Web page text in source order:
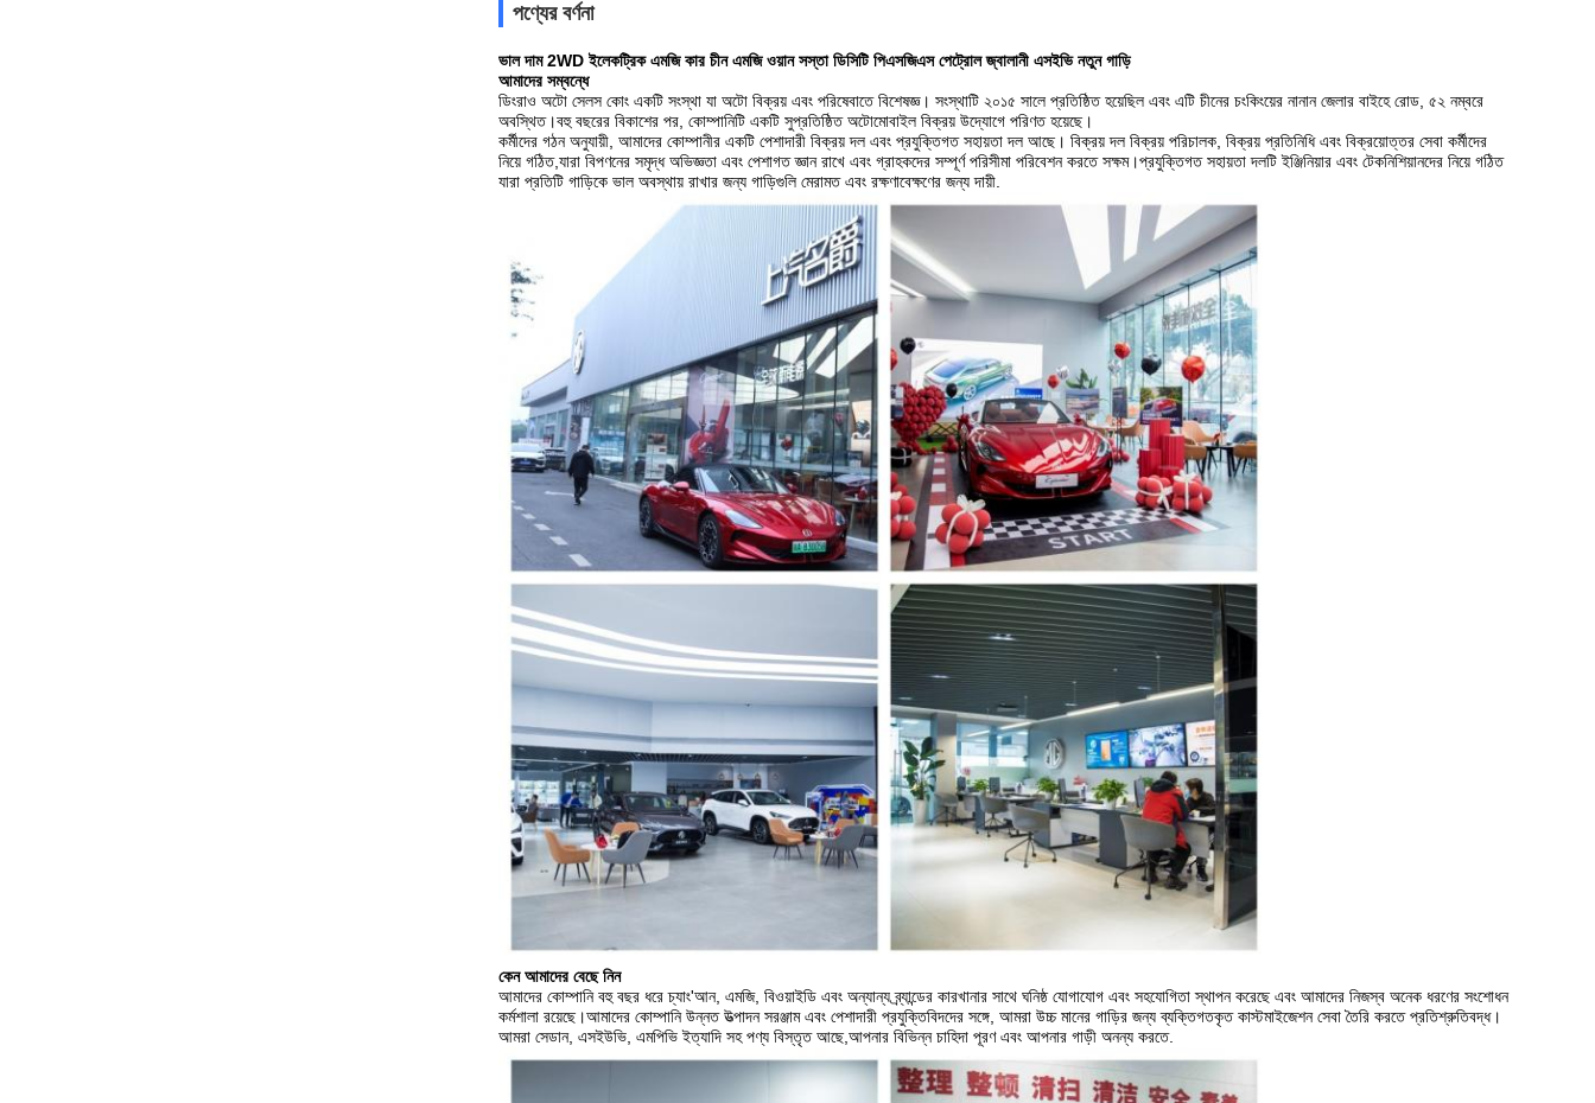
পণ্যের বর্ণনা
ভাল দাম 2WD ইলেকট্রিক এমজি কার চীন এমজি ওয়ান সস্তা ডিসিটি পিএসজিএস পেট্রোল জ্বালানী এসইভি নতুন গাড়ি
আমাদের সম্বন্ধে
ডিংরাও অটো সেলস কোং একটি সংস্থা যা অটো বিক্রয় এবং পরিষেবাতে বিশেষজ্ঞ। সংস্থাটি ২০১৫ সালে প্রতিষ্ঠিত হয়েছিল এবং এটি চীনের চংকিংয়ের নানান জেলার বাইহে রোড, ৫২ নম্বরে
অবস্থিত।বহু বছরের বিকাশের পর, কোম্পানিটি একটি সুপ্রতিষ্ঠিত অটোমোবাইল বিক্রয় উদ্যোগে পরিণত হয়েছে।
কর্মীদের গঠন অনুযায়ী, আমাদের কোম্পানীর একটি পেশাদারী বিক্রয় দল এবং প্রযুক্তিগত সহায়তা দল আছে। বিক্রয় দল বিক্রয় পরিচালক, বিক্রয় প্রতিনিধি এবং বিক্রয়োত্তর সেবা কর্মীদের
নিয়ে গঠিত,যারা বিপণনের সমৃদ্ধ অভিজ্ঞতা এবং পেশাগত জ্ঞান রাখে এবং গ্রাহকদের সম্পূর্ণ পরিসীমা পরিবেশন করতে সক্ষম।প্রযুক্তিগত সহায়তা দলটি ইঞ্জিনিয়ার এবং টেকনিশিয়ানদের নিয়ে গঠিত
যারা প্রতিটি গাড়িকে ভাল অবস্থায় রাখার জন্য গাড়িগুলি মেরামত এবং রক্ষণাবেক্ষণের জন্য দায়ী.
কেন আমাদের বেছে নিন
আমাদের কোম্পানি বহু বছর ধরে চ্যাং'আন, এমজি, বিওয়াইডি এবং অন্যান্য ব্র্যান্ডের কারখানার সাথে ঘনিষ্ঠ যোগাযোগ এবং সহযোগিতা স্থাপন করেছে এবং আমাদের নিজস্ব অনেক ধরণের সংশোধন
কর্মশালা রয়েছে।আমাদের কোম্পানি উন্নত উত্পাদন সরঞ্জাম এবং পেশাদারী প্রযুক্তিবিদদের সঙ্গে, আমরা উচ্চ মানের গাড়ির জন্য ব্যক্তিগতকৃত কাস্টমাইজেশন সেবা তৈরি করতে প্রতিশ্রুতিবদ্ধ।
আমরা সেডান, এসইউভি, এমপিভি ইত্যাদি সহ পণ্য বিস্তৃত আছে,আপনার বিভিন্ন চাহিদা পূরণ এবং আপনার গাড়ী অনন্য করতে.